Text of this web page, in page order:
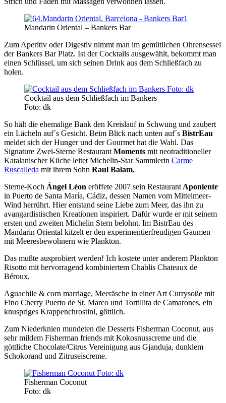
Mandarin Oriental – Bankers Bar
Zum Aperitiv oder Digestiv nimmt man im gemütlichen Ohrensessel
der Bankers Bar Platz. Ist der Cocktails ausgewählt, bekommt man
einen Schlüssel, um sich seinen Drink aus dem Schließfach zu
holen.
Cocktail aus dem Schließfach im Bankers
Foto: dk
So hält die ehemalige Bank den Kreislauf in Schwung und zaubert
ein Lächeln auf´s Gesicht. Beim Blick nach unten auf´s BistrEau
meldet sich der Hunger und der Gourmet hat die Wahl. Das
Signature Zwei-Sterne Restaurant Moments mit neotraditioneller
Katalanischer Küche leitet Michelin-Star Sammlerin Carme
Ruscalleda mit ihrem Sohn Raul Balam.
Sterne-Koch Ángel Léon eröffete 2007 sein Restaurant Aponiente
in Puerto de Santa María, Cádiz, dessen Namen vom Mittelmeer-
Wind herrührt. Hier entstand seine Liebe zum Meer, das ihn zu
avangardistischen Kreationen inspiriert. Dafür wurde er mit seinem
ersten und zweiten Michelin Stern belohnt. Im BistrEau des
Mandarin Oriental kitzelt er den experimentierfreudigen Gaumen
mit Meeresbewohnern wie Plankton.
Das mußte ausprobiert werden! Ich kostete unter anderem Plankton
Risotto mit hervorragend kombiniertem Chablis Chateaux de
Béroux,
Aguachile & corn marriage, Meeräsche in einer Art Currysoße mit
Fino Cherry Puerto de St. Marco und Tortillita de Camarones, ein
knuspriges Krappenchrostini, göttlich.
Zum Niederknien mundeten die Desserts Fisherman Coconut, aus
sehr mildem Fisherman friends mit Kokosnusscreme und die
göttliche Chocolate/Citrus Vereinigung aus Gjanduja, dunklem
Schokorand und Zitruseiscreme.
Fisherman Coconut
Foto: dk